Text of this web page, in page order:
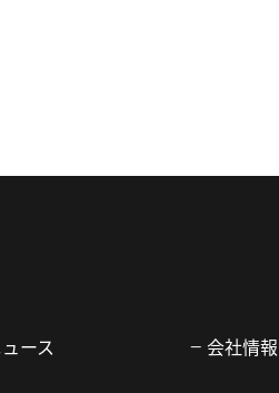
ース 会社情報